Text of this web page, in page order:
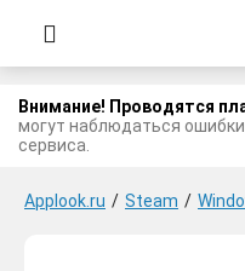
Внимание! Проводятся
могут наблюдаться
сервиса.
Applook.ru / Steam /